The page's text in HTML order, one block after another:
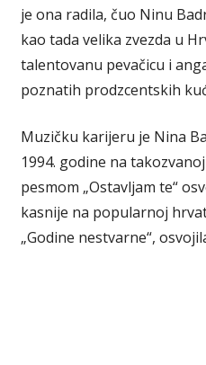
je ona radila, čuo Ninu
kao tada velika zvezda u
talentovanu pevačicu i
poznatih prodzcentskih
Muzičku karijeru je Nina
1994. godine na
pesmom „Ostavljam te“
kasnije na popularnoj
„Godine nestvarne“,